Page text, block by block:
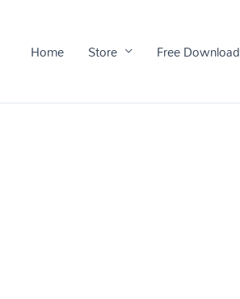
Home Store Free Download